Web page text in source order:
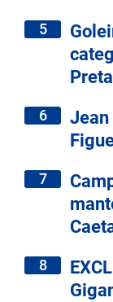
5
Preta
6
Jean
7
8